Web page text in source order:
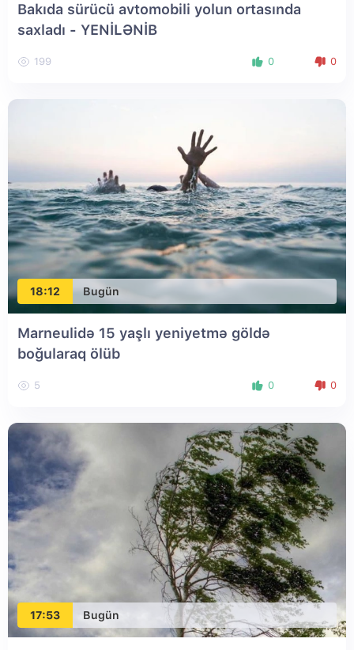
Bakıda sürücü avtomobili yolun ortasında
saxladı - YENİLƏNİB
199 0 0
18:12 Bugün
Marneulidə 15 yaşlı yeniyetmə göldə
boğularaq ölüb
5 0 0
17:53 Bugün